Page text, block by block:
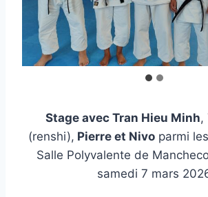
Stage avec Tran Hieu Minh,
(renshi), Pierre et Nivoparmi
Salle Polyvalente de
samedi 7 mars